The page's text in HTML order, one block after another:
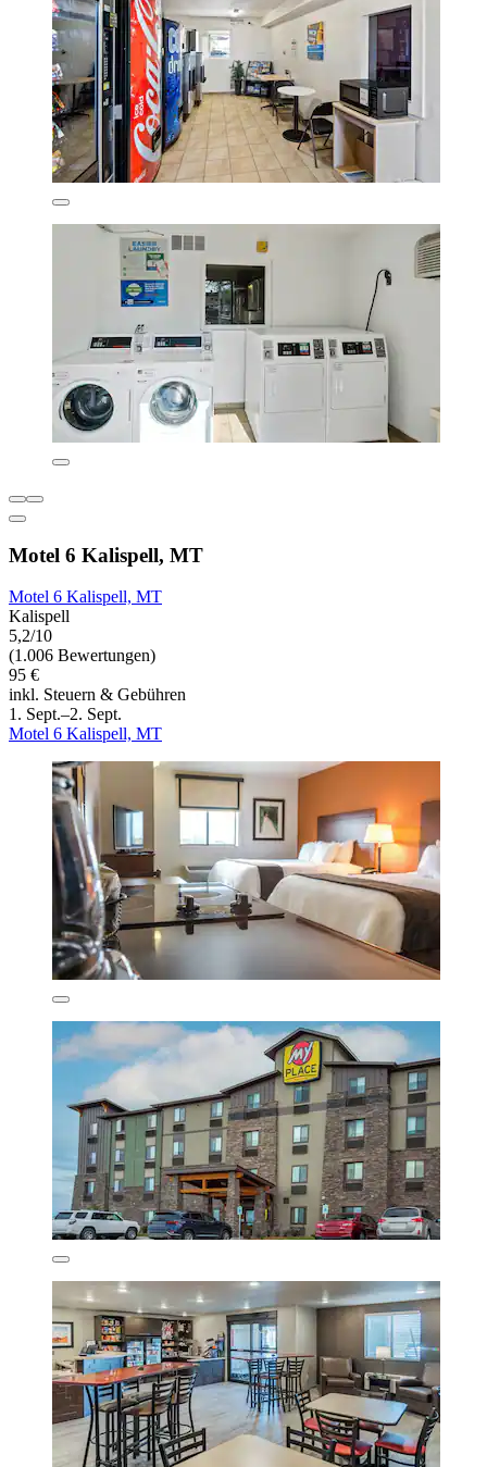
Motel 6 Kalispell, MT
Motel 6 Kalispell, MT
Kalispell
5,2/10
(1.006 Bewertungen)
95 €
inkl. Steuern & Gebühren
1. Sept.–2. Sept.
Motel 6 Kalispell, MT